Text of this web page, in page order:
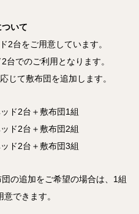
いて
2台をご用意しています。
台でのご利用となります。
じて敷布団を追加します。
ド2台＋敷布団1組
ド2台＋敷布団2組
ド2台＋敷布団3組
の追加をご希望の場合は、1組
できます。